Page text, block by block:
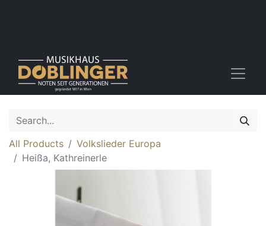
All Products
Volkslieder Europa
Heißa, Kathreinerle